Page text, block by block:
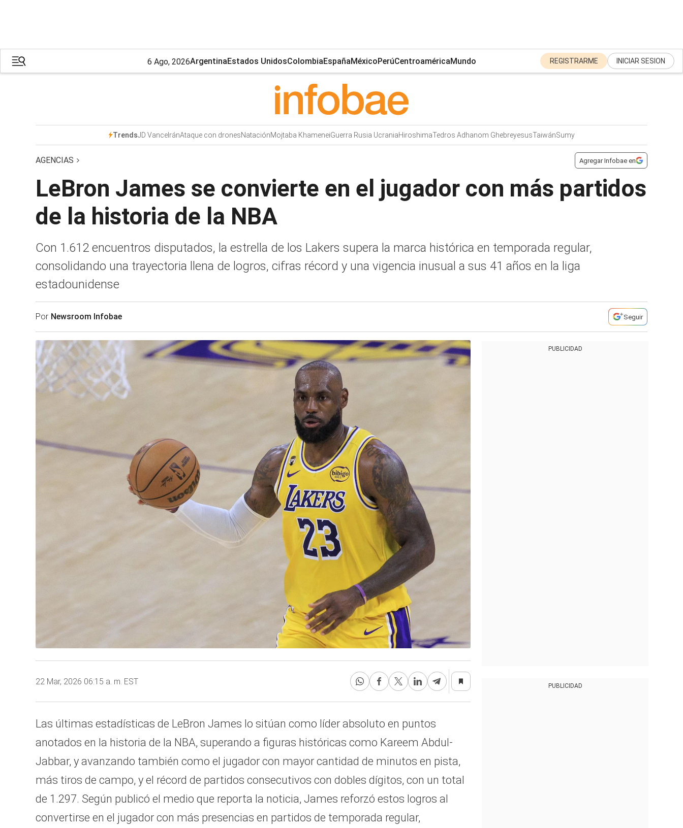
6 Ago, 2026ArgentinaEstados UnidosColombiaEspañaMéxicoPerúCentroaméricaMundo REGISTRARME INICIAR SESION
TrendsJD VanceIránAtaque con dronesNataciónMojtaba KhameneiGuerra Rusia UcraniaHiroshimaTedros Adhanom GhebreyesusTaiwánSumy
AGENCIAS Agregar Infobae en
LeBron James se convierte en el jugador con más partidos
de la historia de la NBA
Con 1.612 encuentros disputados, la estrella de los Lakers supera la marca histórica en temporada regular,
consolidando una trayectoria llena de logros, cifras récord y una vigencia inusual a sus 41 años en la liga
estadounidense
Por Newsroom Infobae Seguir
22 Mar, 2026 06:15 a. m. EST
Las últimas estadísticas de LeBron James lo sitúan como líder absoluto en puntos
anotados en la historia de la NBA, superando a figuras históricas como Kareem Abdul-
Jabbar, y avanzando también como el jugador con mayor cantidad de minutos en pista,
más tiros de campo, y el récord de partidos consecutivos con dobles dígitos, con un total
de 1.297. Según publicó el medio que reporta la noticia, James reforzó estos logros al
convertirse en el jugador con más presencias en partidos de temporada regular,
PUBLICIDAD
PUBLICIDAD